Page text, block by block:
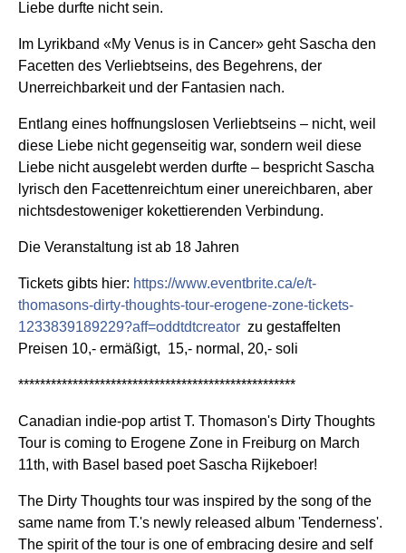
Liebe durfte nicht sein.
Im Lyrikband «My Venus is in Cancer» geht Sascha den
Facetten des Verliebtseins, des Begehrens, der
Unerreichbarkeit und der Fantasien nach.
Entlang eines hoffnungslosen Verliebtseins – nicht, weil
diese Liebe nicht gegenseitig war, sondern weil diese
Liebe nicht ausgelebt werden durfte – bespricht Sascha
lyrisch den Facettenreichtum einer unereichbaren, aber
nichtsdestoweniger kokettierenden Verbindung.
Die Veranstaltung ist ab 18 Jahren
Tickets gibts hier: https://www.eventbrite.ca/e/t-
thomasons-dirty-thoughts-tour-erogene-zone-tickets-
1233839189229?aff=oddtdtcreator zu gestaffelten
Preisen 10,- ermäßigt, 15,- normal, 20,- soli
***************************************************
Canadian indie-pop artist T. Thomason's Dirty Thoughts
Tour is coming to Erogene Zone in Freiburg on March
11th, with Basel based poet Sascha Rijkeboer!
The Dirty Thoughts tour was inspired by the song of the
same name from T.'s newly released album 'Tenderness'.
The spirit of the tour is one of embracing desire and self